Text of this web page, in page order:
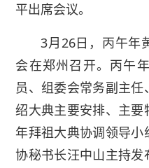
平出席会议。
3月26日，丙午年
会在郑州召开。丙午
员、组委会常务副主
绍大典主要安排、主
年拜祖大典协调领导
协秘书长汪中山主持